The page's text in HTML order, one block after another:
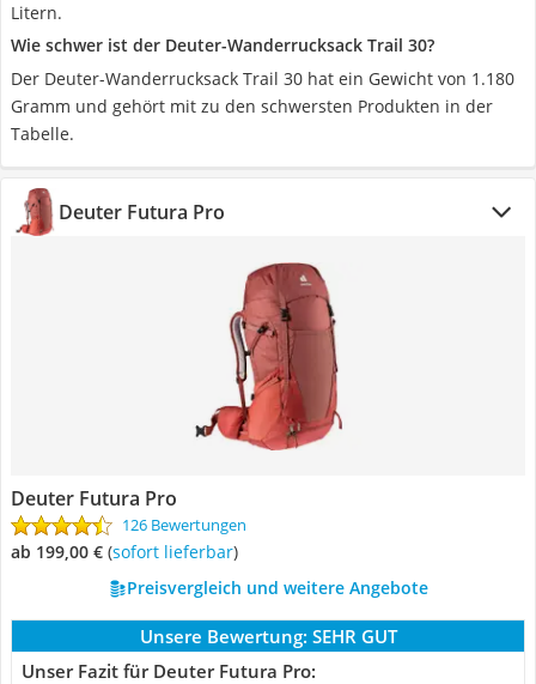
Litern.
Wie schwer ist der Deuter-Wanderrucksack Trail 30?
Der Deuter-Wanderrucksack Trail 30 hat ein Gewicht von 1.180
Gramm und gehört mit zu den schwersten Produkten in der
Tabelle.
Deuter Futura Pro
Deuter Futura Pro
126 Bewertungen
ab 199,00 € ( Sofort lieferbar)
Preisvergleich und weitere Angebote
Unsere Bewertung: SEHR GUT
Unser Fazit für Deuter Futura Pro: